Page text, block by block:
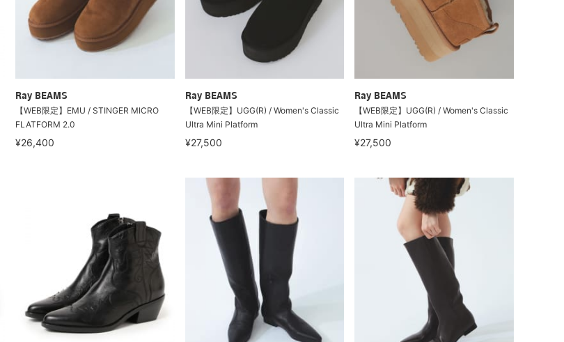
Ray BEAMS
【WEB限定】EMU / STINGER MICRO
FLATFORM 2.0
¥26,400
Ray BEAMS
【WEB限定】UGG(R) / Women's Classic
Ultra Mini Platform
¥27,500
Ray BEAMS
【WEB限定】UGG(R) / Women's Classic
Ultra Mini Platform
¥27,500